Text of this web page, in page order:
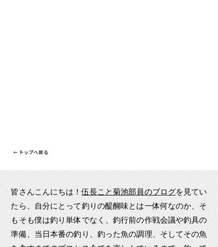
← トップへ戻る
皆さんこんにちは！伍長こと菊池部員のブログを見てい
たら、自分にとって釣りの醍醐味とは一体何なのか、そ
もそも僕は釣り単体でなく、釣行前の作戦会議や釣具の
準備、当日本番の釣り、釣った魚の調理、そしてその魚